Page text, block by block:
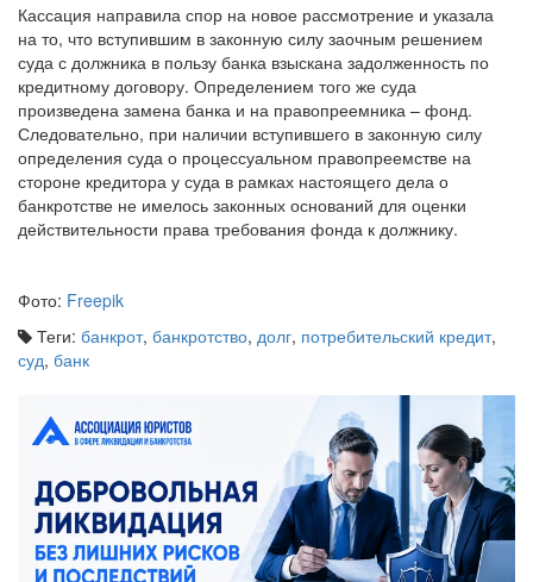
Кассация направила спор на новое рассмотрение и указала
на то, что вступившим в законную силу заочным решением
суда с должника в пользу банка взыскана задолженность по
кредитному договору. Определением того же суда
произведена замена банка и на правопреемника – фонд.
Следовательно, при наличии вступившего в законную силу
определения суда о процессуальном правопреемстве на
стороне кредитора у суда в рамках настоящего дела о
банкротстве не имелось законных оснований для оценки
действительности права требования фонда к должнику.
Фото: Freepik
Теги: банкрот, банкротство, долг, потребительский кредит,
суд, банк